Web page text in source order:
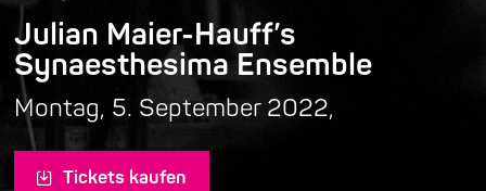
Julian Maier-Hauff’s
Synaesthesima Ensemble
Montag, 5. September 2022,
Tickets kaufen